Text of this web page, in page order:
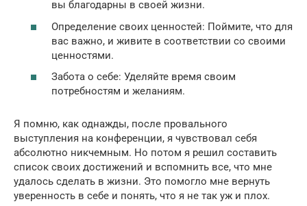
вы благодарны в своей жизни.
Определение своих ценностей: Поймите, что для
вас важно, и живите в соответствии со своими
ценностями.
Забота о себе: Уделяйте время своим
потребностям и желаниям.
Я помню, как однажды, после провального
выступления на конференции, я чувствовал себя
абсолютно никчемным. Но потом я решил составить
список своих достижений и вспомнить все, что мне
удалось сделать в жизни. Это помогло мне вернуть
уверенность в себе и понять, что я не так уж и плох.